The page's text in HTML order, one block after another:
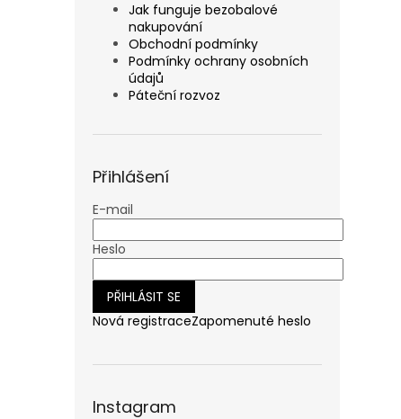
Jak funguje bezobalové
nakupování
Obchodní podmínky
Podmínky ochrany osobních
údajů
Páteční rozvoz
Přihlášení
E-mail
Heslo
PŘIHLÁSIT SE
Nová registraceZapomenuté heslo
Instagram